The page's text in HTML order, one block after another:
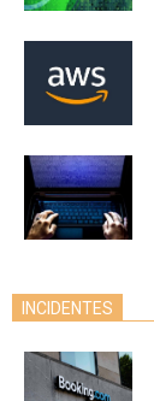
INCIDENTES